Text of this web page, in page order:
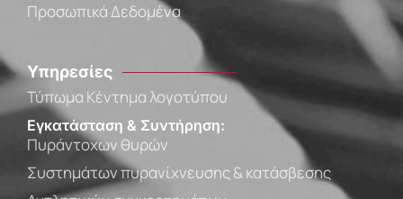
Προσωπικά Δεδομένα
Υπηρεσίες
Τύπωμα Κέντημα λογοτύπου
Εγκατάσταση & Συντήρηση:
Πυράντοχων θυρών
Συστημάτων πυρανίχνευσης & κατάσβεσης